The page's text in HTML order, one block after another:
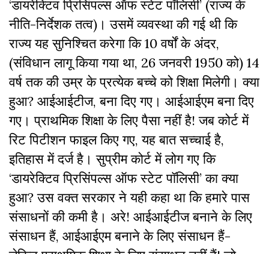
‘डायरेक्टिव प्रिसिंपल्स ऑफ स्टेट पॉलिसी’ (राज्य के
नीति-निर्देशक तत्व)। उसमें व्यवस्था की गई थी कि
राज्य यह सुनिश्चित करेगा कि 10 वर्षों के अंदर,
(संविधान लागू किया गया था, 26 जनवरी 1950 को) 14
वर्ष तक की उम्र के प्रत्येक बच्चे को शिक्षा मिलेगी। क्या
हुआ? आईआईटीज, बना दिए गए। आईआईएम बना दिए
गए। प्राथमिक शिक्षा के लिए पैसा नहीं है! जब कोर्ट में
रिट पिटीशन फाइल किए गए, यह बात सच्चाई है,
इतिहास में दर्ज है। सुप्रीम कोर्ट में लोग गए कि
‘डायरेक्टिव प्रिसिंपल्स ऑफ स्टेट पॉलिसी’ का क्या
हुआ? उस वक्त सरकार ने यही कहा था कि हमारे पास
संसाधनों की कमी है। अरे! आईआईटीज बनाने के लिए
संसाधन हैं, आईआईएम बनाने के लिए संसाधन हैं-